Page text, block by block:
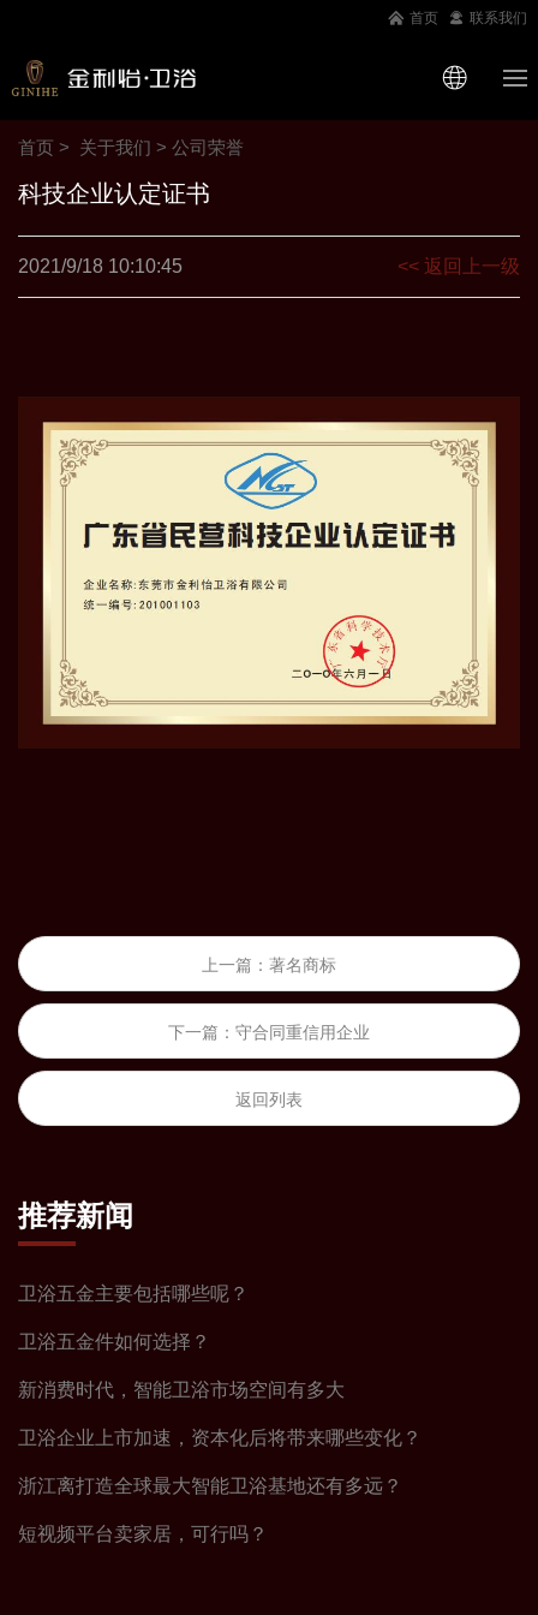
首页 联系我们
首页 关于我们 > 公司荣誉
科技企业认定证书
2021/9/18 10:10:45 << 返回上一级
上一篇：著名商标
下一篇：守合同重信用企业
返回列表
推荐新闻
卫浴五金主要包括哪些呢？
卫浴五金件如何选择？
新消费时代，智能卫浴市场空间有多大
卫浴企业上市加速，资本化后将带来哪些变化？
浙江离打造全球最大智能卫浴基地还有多远？
短视频平台卖家居，可行吗？